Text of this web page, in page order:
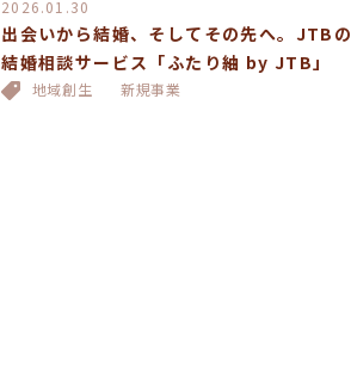
2026.01.30
出会いから結婚、そしてその先へ。JTBの
結婚相談サービス「ふたり紬 by JTB」
地域創生 新規事業